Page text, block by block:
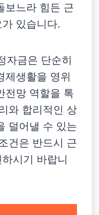
보느라 힘든 근
있습니다.
자금은 단순히
제생활을 영위
전망 역할을 톡
와 합리적인 상
덜어낼 수 있는
건은 반드시 근
시기 바랍니